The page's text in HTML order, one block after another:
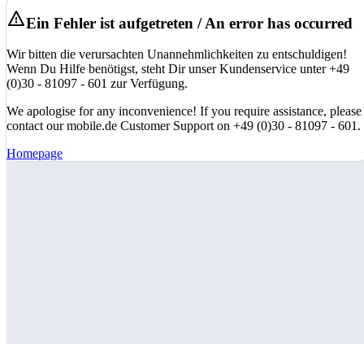
Ein Fehler ist aufgetreten / An error has occurred
Wir bitten die verursachten Unannehmlichkeiten zu entschuldigen!
Wenn Du Hilfe benötigst, steht Dir unser Kundenservice unter +49
(0)30 - 81097 - 601 zur Verfügung.
We apologise for any inconvenience! If you require assistance, please
contact our mobile.de Customer Support on +49 (0)30 - 81097 - 601.
Homepage